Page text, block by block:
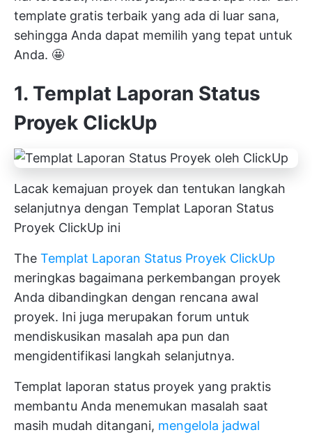
template gratis terbaik yang ada di luar sana,
sehingga Anda dapat memilih yang tepat untuk
Anda. 🤩
1. Templat Laporan Status
Proyek ClickUp
Lacak kemajuan proyek dan tentukan langkah
selanjutnya dengan Templat Laporan Status
Proyek ClickUp ini
The Templat Laporan Status Proyek ClickUp
meringkas bagaimana perkembangan proyek
Anda dibandingkan dengan rencana awal
proyek. Ini juga merupakan forum untuk
mendiskusikan masalah apa pun dan
mengidentifikasi langkah selanjutnya.
Templat laporan status proyek yang praktis
membantu Anda menemukan masalah saat
masih mudah ditangani, mengelola jadwal